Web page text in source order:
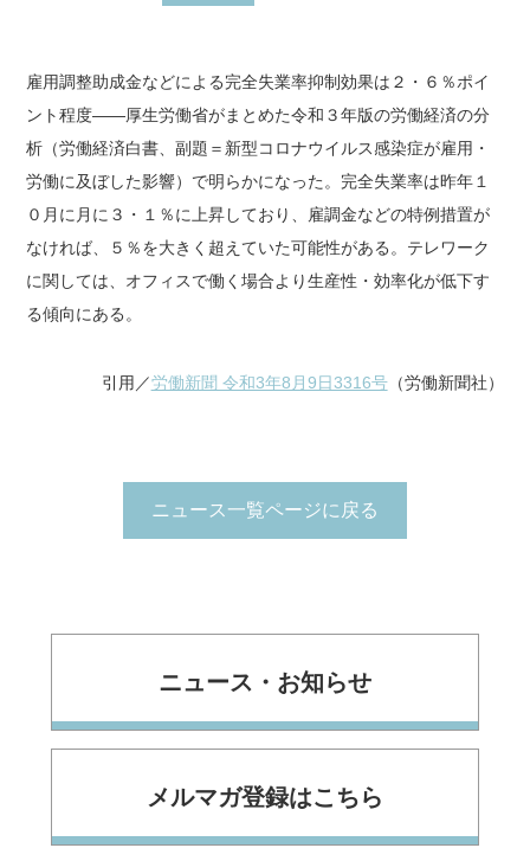
雇用調整助成金などによる完全失業率抑制効果は２・６％ポイ
ント程度――厚生労働省がまとめた令和３年版の労働経済の分
析（労働経済白書、副題＝新型コロナウイルス感染症が雇用・
労働に及ぼした影響）で明らかになった。完全失業率は昨年１
０月に月に３・１％に上昇しており、雇調金などの特例措置が
なければ、５％を大きく超えていた可能性がある。テレワーク
に関しては、オフィスで働く場合より生産性・効率化が低下す
る傾向にある。
引用／労働新聞 令和3年8月9日3316号（労働新聞社）
ニュース一覧ページに戻る
ニュース・お知らせ
メルマガ登録はこちら